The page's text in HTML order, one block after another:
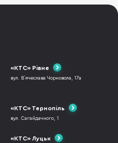
«КТС» Рівне
вул. В`ячеслава Чорновола, 17а
«КТС» Тернопіль
вул. Сагайдачного, 1
«КТС» Луцьк